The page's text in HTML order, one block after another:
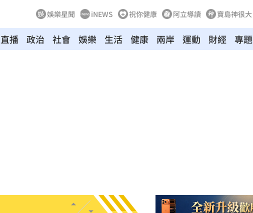
娛樂星聞 iNEWS 祝你健康 阿立導讀 寶島神很大
直播 政治 社會 娛樂 生活 健康 兩岸 運動 財經 專題